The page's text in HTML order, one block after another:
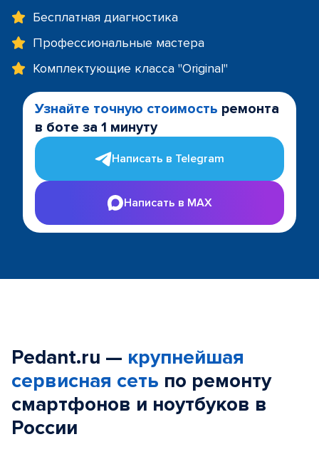
Бесплатная диагностика
Профессиональные мастера
Комплектующие класса "Original"
Узнайте точную стоимость ремонта
в боте за 1 минуту
Написать в Telegram
Написать в MAX
Pedant.ru — крупнейшая
сервисная сеть по ремонту
смартфонов и ноутбуков в
России